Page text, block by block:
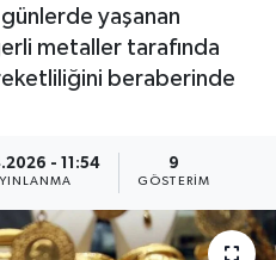
yaşanan
metaller tarafında
beraberinde
- 11:54 9
GÖSTERIM